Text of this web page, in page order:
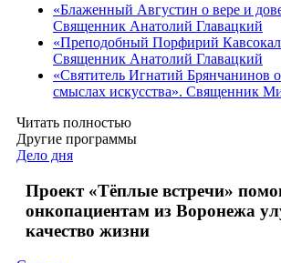
«Блаженный Августин о вере и
Священник Анатолий Главацкий
«Преподобный Порфирий
Священник Анатолий Главацкий
«Святитель Игнатий Брянчанинов
смыслах искусства». Священник
Читать полностью
Другие программы
Дело дня
Проект «Тёплые встречи»
онкопациентам из Воронежа
качество жизни